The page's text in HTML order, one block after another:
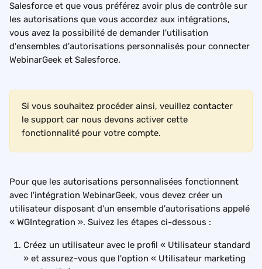
Salesforce et que vous préférez avoir plus de contrôle sur
les autorisations que vous accordez aux intégrations,
vous avez la possibilité de demander l'utilisation
d'ensembles d'autorisations personnalisés pour connecter
WebinarGeek et Salesforce.
Si vous souhaitez procéder ainsi, veuillez contacter
le support car nous devons activer cette
fonctionnalité pour votre compte.
Pour que les autorisations personnalisées fonctionnent
avec l'intégration WebinarGeek, vous devez créer un
utilisateur disposant d'un ensemble d'autorisations appelé
« WGIntegration ». Suivez les étapes ci-dessous :
Créez un utilisateur avec le profil « Utilisateur standard
» et assurez-vous que l'option « Utilisateur marketing